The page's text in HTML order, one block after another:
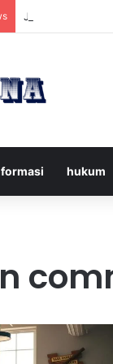
Juventus vs
hukum